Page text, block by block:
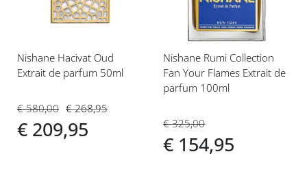
Nishane Hacivat Oud
Extrait de parfum 50ml
€ 580,00
€ 209,95
€ 268,95
Nishane Rumi Collection
Fan Your Flames Extrait de
parfum 100ml
€ 325,00
€ 154,95